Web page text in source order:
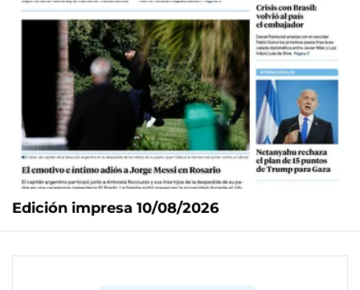
Edición impresa 10/08/2026